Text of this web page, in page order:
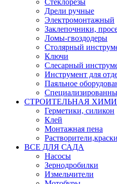
Дрели ручные
Электромонтажный
Заклепочники,
Ломы-гвоздодеры
Столярный
Ключи
Слесарный
Инструмент для
Паяльное
СТРОИТЕЛЬНАЯ
Герметики, силикон
Клей
Монтажная пена
Растворители,краски
ВСЕ ДЛЯ САДА
Насосы
Зернодробилки
Измельчители